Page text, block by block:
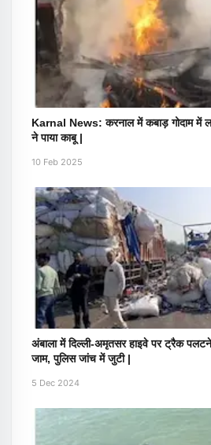
Karnal News: करनाल में कबाड़ गोदाम में
ने पाया काबू |
10 Feb 2025
अंबाला में दिल्ली-अमृतसर हाइवे पर ट्रैक
जाम, पुलिस जांच में जुटी |
5 Dec 2024